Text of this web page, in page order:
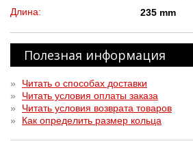
Длина:
235 mm
Полезная информация
»
Читать о способах доставки
»
Читать условия оплаты заказа
»
Читать условия возврата товаров
»
Как определить размер кольца